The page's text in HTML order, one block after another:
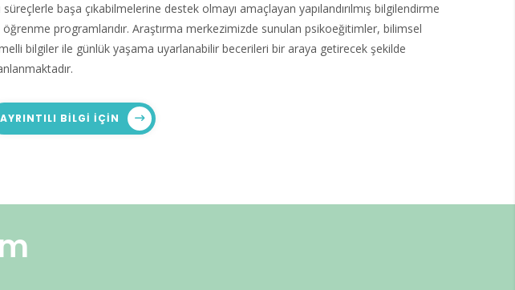
süreçlerle başa çıkabilmelerine destek olmayı amaçlayan yapılandırılmış bilgilendirme
öğrenme programlarıdır. Araştırma merkezimizde sunulan psikoeğitimler, bilimsel
bilgiler ile günlük yaşama uyarlanabilir becerileri bir araya getirecek şekilde
AYRINTILI BILGI IÇIN